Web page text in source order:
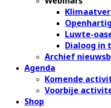
Luwte-
Dialoog in
Archief
Agenda
Komende
Voorbije
Shop